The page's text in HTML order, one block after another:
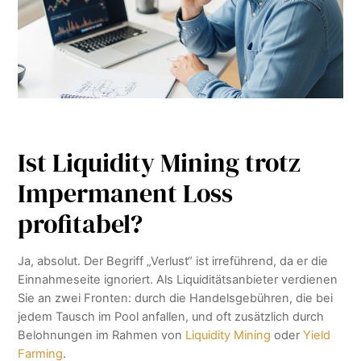
Ist Liquidity Mining trotz
Impermanent Loss
profitabel?
Ja, absolut. Der Begriff „Verlust“ ist irreführend, da er die
Einnahmeseite ignoriert. Als Liquiditätsanbieter verdienen
Sie an zwei Fronten: durch die Handelsgebühren, die bei
jedem Tausch im Pool anfallen, und oft zusätzlich durch
Belohnungen im Rahmen von Liquidity Mining oderYield
Farming.